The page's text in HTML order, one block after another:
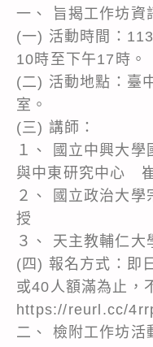
一、 旨揭工作坊資
(一) 活動時間：
10時至下午17時。
(二) 活動地點：臺
室。
(三) 講師：
１、 國立中興大學
與中東研究中心
２、 國立政治大
授
３、 天主教輔仁
(四) 報名方式：即
或40人額滿為止，
https://reurl.cc/
二、 檢附工作坊活